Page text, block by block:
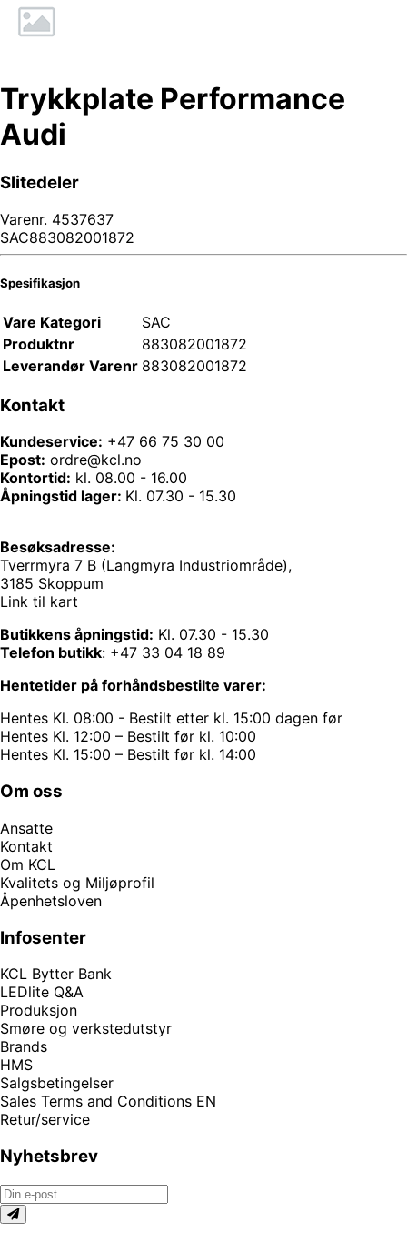
Trykkplate Performance
Audi
Slitedeler
Varenr. 4537637
SAC883082001872
Spesifikasjon
Vare Kategori
SAC
Produktnr
883082001872
Leverandør Varenr 883082001872
Kontakt
Kundeservice: +47 66 75 30 00
Epost: ordre@kcl.no
Kontortid: kl. 08.00 - 16.00
Åpningstid lager: Kl. 07.30 - 15.30
Besøksadresse:
Tverrmyra 7 B (Langmyra Industriområde),
3185 Skoppum
Link til kart
Butikkens åpningstid: Kl. 07.30 - 15.30
Telefon butikk: +47 33 04 18 89
Hentetider på forhåndsbestilte varer:
Hentes Kl. 08:00 - Bestilt etter kl. 15:00 dagen før
Hentes Kl. 12:00 – Bestilt før kl. 10:00
Hentes Kl. 15:00 – Bestilt før kl. 14:00
Om oss
Ansatte
Kontakt
Om KCL
Kvalitets og Miljøprofil
Åpenhetsloven
Infosenter
KCL Bytter Bank
LEDlite Q&A
Produksjon
Smøre og verkstedutstyr
Brands
HMS
Salgsbetingelser
Sales Terms and Conditions EN
Retur/service
Nyhetsbrev